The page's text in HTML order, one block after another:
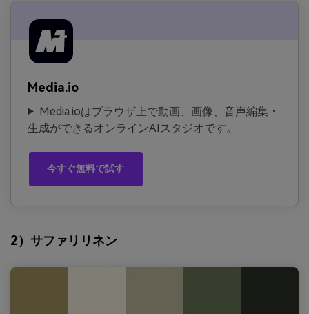
Media.io
Media.ioはブラウザ上で動画、画像、音声編集・
生成ができるオンラインAIスタジオです。
今すぐ無料で試す
2）サファリリネン